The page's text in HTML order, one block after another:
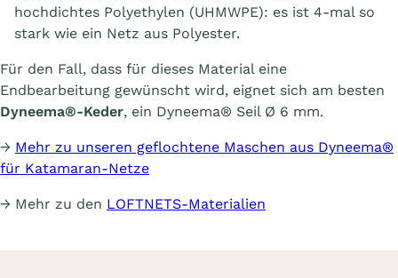
hochdichtes Polyethylen (UHMWPE): es ist 4-mal so
stark wie ein Netz aus Polyester.
Für den Fall, dass für dieses Material eine
Endbearbeitung gewünscht wird, eignet sich am besten
Dyneema®-Keder, ein Dyneema® Seil Ø 6 mm.
→ Mehr zu unseren geflochtene Maschen aus Dyneema®
für Katamaran-Netze
→ Mehr zu den LOFTNETS-Materialien